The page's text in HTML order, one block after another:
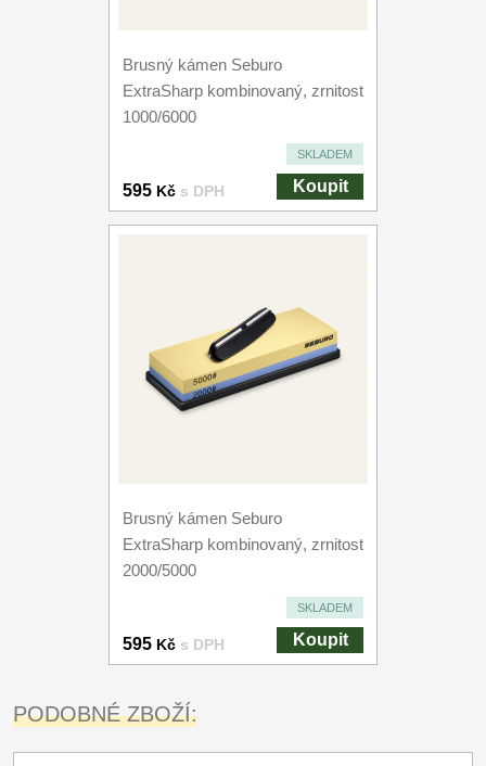
Brusný kámen Seburo
ExtraSharp kombinovaný, zrnitost
1000/6000
SKLADEM
595 Kč s DPH Koupit
Brusný kámen Seburo
ExtraSharp kombinovaný, zrnitost
2000/5000
SKLADEM
595 Kč s DPH Koupit
PODOBNÉ ZBOŽÍ: